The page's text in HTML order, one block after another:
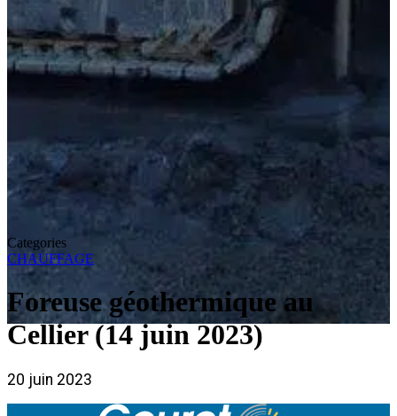
Categories
CHAUFFAGE
Foreuse géothermique au
Cellier (14 juin 2023)
20 juin 2023